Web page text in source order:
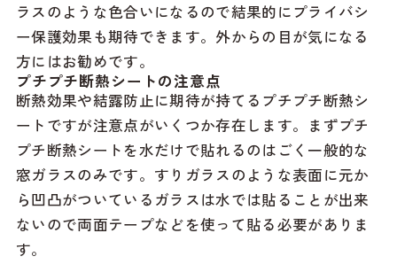
ラスのような色合いになるので結果的にプライバシ
ー保護効果も期待できます。外からの目が気になる
方にはお勧めです。
プチプチ断熱シートの注意点
断熱効果や結露防止に期待が持てるプチプチ断熱シ
ートですが注意点がいくつか存在します。まずプチ
プチ断熱シートを水だけで貼れるのはごく一般的な
窓ガラスのみです。すりガラスのような表面に元か
ら凹凸がついているガラスは水では貼ることが出来
ないので両面テープなどを使って貼る必要がありま
す。